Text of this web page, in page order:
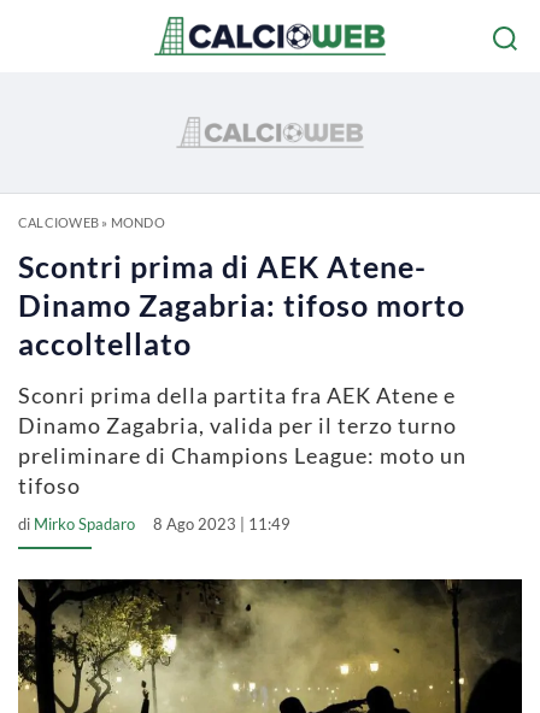
CALCIOWEB» MONDO
Scontri prima di AEK Atene-
Dinamo Zagabria: tifoso morto
accoltellato
Sconri prima della partita fra AEK Atene e
Dinamo Zagabria, valida per il terzo turno
preliminare di Champions League: moto un
tifoso
di Mirko Spadaro 8 Ago 2023 | 11:49